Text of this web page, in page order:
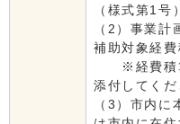
（様式第1号）
（2）事業
補助対象経
※経費積算
添付してくだ
（3）市内